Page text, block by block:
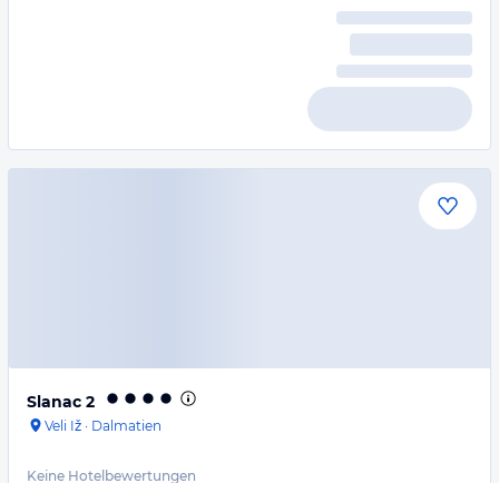
Slanac 2
Veli Iž · Dalmatien
Keine Hotelbewertungen